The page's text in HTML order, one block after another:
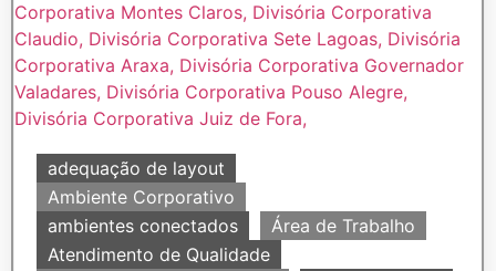
adequação de layout
Ambiente Corporativo
ambientes conectados
Área de Trabalho
Atendimento de Qualidade